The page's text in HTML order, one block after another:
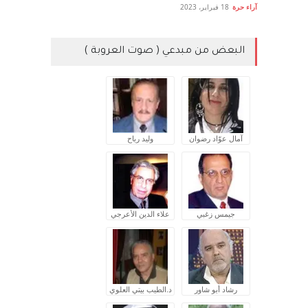
آراء حرة 18 فبراير، 2023
البعض من مبدعي ( صوت العروبة )
آمال عوّاد رضوان وليد رباح
جيمس زغبي علاء الدين الأعرجي
رشاد أبو شاور د.الطيب بيتي العلوي